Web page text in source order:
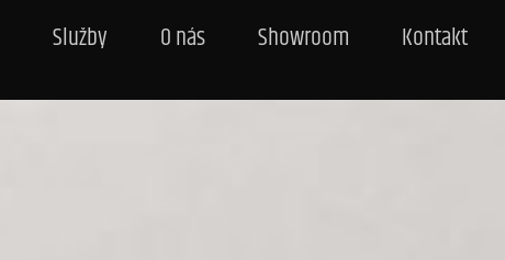
Služby O nás Showroom Kontakt